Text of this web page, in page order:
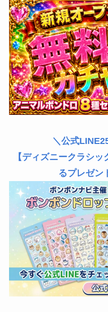
＼公式
【ディズニークラシッ
るプレゼン